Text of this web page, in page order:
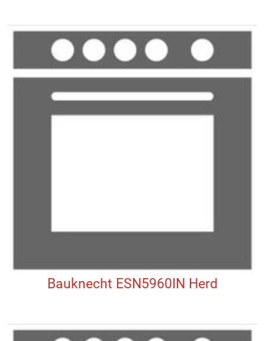
Bauknecht ESN5960IN Herd